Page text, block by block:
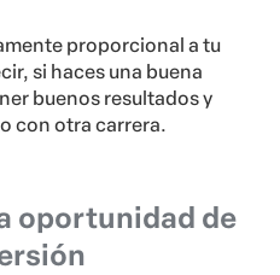
proporcional a tu
si haces una buena
buenos resultados y
con otra carrera.
oportunidad de